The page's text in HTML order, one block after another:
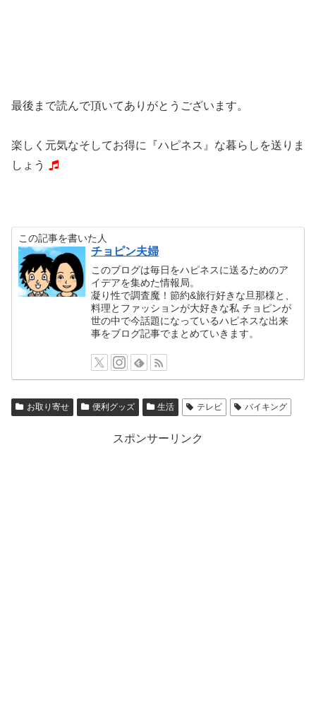
最後まで読んで頂いてありがとうございます。
楽しく元気なそしてお得に『ハピネス』な暮らしを送りま
しょう
この記事を書いた人
チョピン夫婦
このブログは毎日をハピネスに送るためのア
イデアを集めた情報局。
凝り性で調査魔！節約&旅行好きな旦那様と、
料理とファッションが大好きな私 チョピンが
世の中で今話題になっているハピネスな出来
事をブログ記事でまとめていきます。
お取り寄せ 便利グッズ 生活 テレビ バイキング
スポンサーリンク